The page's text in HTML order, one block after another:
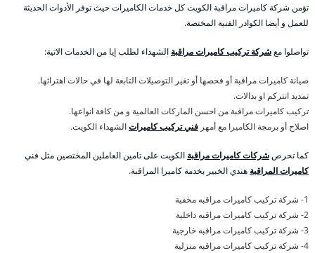
تؤمن شركة كاميرات مراقبة الكويت كل خدمات الكاميرات حيث توفر الأدوات الحديثة
للعمل و أيضا الكوادر الفنية المختصة.
تواصلوا معشركة تركيب كاميرات مراقبة الشهداء لطلب إيا من الخدمات الاتية:
صيانة كاميرات مراقبة أو فحصها أو تغير التوصيلات التابعة لها في حالات اهترائها.
تمديد انتركم او بدالات.
تركيب كاميرات مراقبة من احسن الماركات العالمية و من كافة انواعها.
اصلاح أو برمجة الكاميرا مع أمهر فني تركيب كاميراتالشهداء الكويت.
كما تحرصشركات كاميرات مراقبة الكويت على تامين العاملين المختصين مثل فني
كاميرات المراقبة هندي الخبير بخدمة كاميرا المراقبة.
1- شركة تركيب كاميرات مراقبه مخفية
2- شركة تركيب كاميرات مراقبه داخلية
3- شركة تركيب كاميرات مراقبه خارجية
4- شركة تركيب كاميرات مراقبه منزلية